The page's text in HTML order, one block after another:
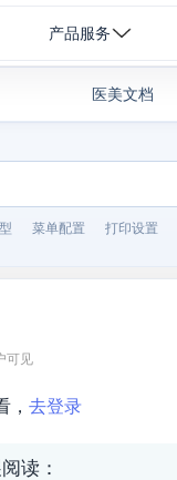
产品服务
医美文档
菜单配置 打印设置
可见
去登录
读：